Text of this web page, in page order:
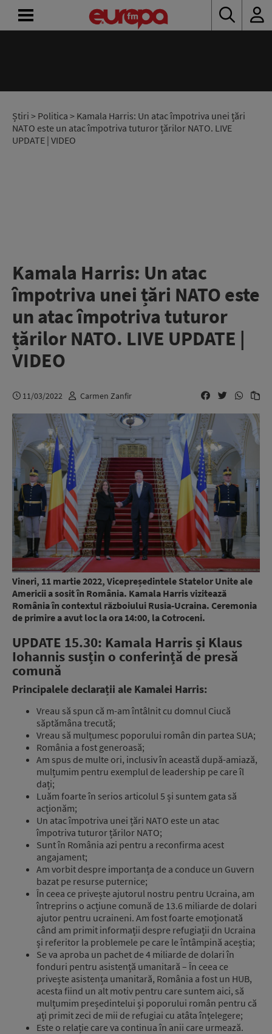
Știri > Politica > Kamala Harris: Un atac împotriva unei țări
NATO este un atac împotriva tuturor țărilor NATO. LIVE
UPDATE | VIDEO
Kamala Harris: Un atac
împotriva unei țări NATO este
un atac împotriva tuturor
țărilor NATO. LIVE UPDATE |
VIDEO
11/03/2022 Carmen Zanfir
Vineri, 11 martie 2022, Vicepreședintele Statelor Unite ale
Americii a sosit în România. Kamala Harris vizitează
România în contextul războiului Rusia-Ucraina. Ceremonia
de primire a avut loc la ora 14:00, la Cotroceni.
UPDATE 15.30: Kamala Harris și Klaus
Iohannis susțin o conferință de presă
comună
Principalele declarații ale Kamalei Harris:
Vreau să spun că m-am întâlnit cu domnul Ciucă
săptămâna trecută;
Vreau să mulțumesc poporului român din partea SUA;
România a fost generoasă;
Am spus de multe ori, inclusiv în această după-amiază,
mulțumim pentru exemplul de leadership pe care îl
dați;
Luăm foarte în serios articolul 5 și suntem gata să
acționăm;
Un atac împotriva unei țări NATO este un atac
împotriva tuturor țărilor NATO;
Sunt în România azi pentru a reconfirma acest
angajament;
Am vorbit despre importanța de a conduce un Guvern
bazat pe resurse puternice;
În ceea ce privește ajutorul nostru pentru Ucraina, am
întreprins o acțiune comună de 13.6 miliarde de dolari
ajutor pentru ucraineni. Am fost foarte emoționată
când am primit informații despre refugiații dn Ucraina
și referitor la problemele pe care le întâmpină aceștia;
Se va aproba un pachet de 4 miliarde de dolari în
fonduri pentru asistență umanitară – În ceea ce
privește asistența umanitară, România a fost un HUB,
acesta fiind un alt motiv pentru care suntem aici, să
mulțumim președintelui și poporului român pentru că
ați primit zeci de mii de refugiai cu atâta înțelegere;
Este o relație care va continua în anii care urmează.
RADIO
CONCURSURI